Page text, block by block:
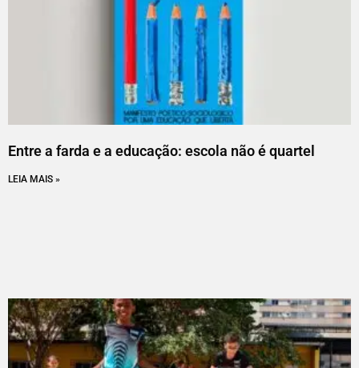
Entre a farda e a educação: escola não é quartel
LEIA MAIS »